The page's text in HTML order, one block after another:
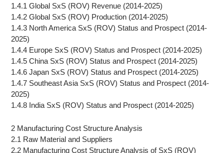
1.4.1 Global SxS (ROV) Revenue (2014-2025)
1.4.2 Global SxS (ROV) Production (2014-2025)
1.4.3 North America SxS (ROV) Status and Prospect (2014-
2025)
1.4.4 Europe SxS (ROV) Status and Prospect (2014-2025)
1.4.5 China SxS (ROV) Status and Prospect (2014-2025)
1.4.6 Japan SxS (ROV) Status and Prospect (2014-2025)
1.4.7 Southeast Asia SxS (ROV) Status and Prospect (2014-
2025)
1.4.8 India SxS (ROV) Status and Prospect (2014-2025)
2 Manufacturing Cost Structure Analysis
2.1 Raw Material and Suppliers
2.2 Manufacturing Cost Structure Analysis of SxS (ROV)